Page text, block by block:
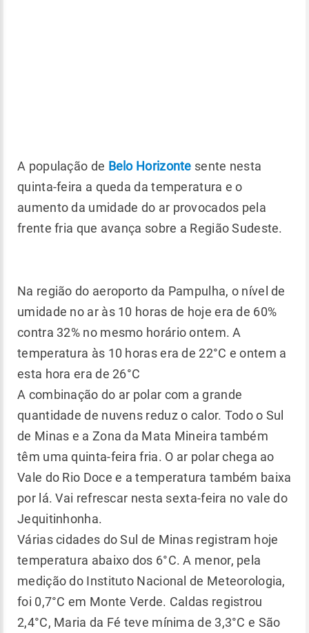
A população de Belo Horizonte sente nesta
quinta-feira a queda da temperatura e o
aumento da umidade do ar provocados pela
frente fria que avança sobre a Região Sudeste.
Na região do aeroporto da Pampulha, o nível de
umidade no ar às 10 horas de hoje era de 60%
contra 32% no mesmo horário ontem. A
temperatura às 10 horas era de 22°C e ontem a
esta hora era de 26°C
A combinação do ar polar com a grande
quantidade de nuvens reduz o calor. Todo o Sul
de Minas e a Zona da Mata Mineira também
têm uma quinta-feira fria. O ar polar chega ao
Vale do Rio Doce e a temperatura também baixa
por lá. Vai refrescar nesta sexta-feira no vale do
Jequitinhonha.
Várias cidades do Sul de Minas registram hoje
temperatura abaixo dos 6°C. A menor, pela
medição do Instituto Nacional de Meteorologia,
foi 0,7°C em Monte Verde. Caldas registrou
2,4°C, Maria da Fé teve mínima de 3,3°C e São